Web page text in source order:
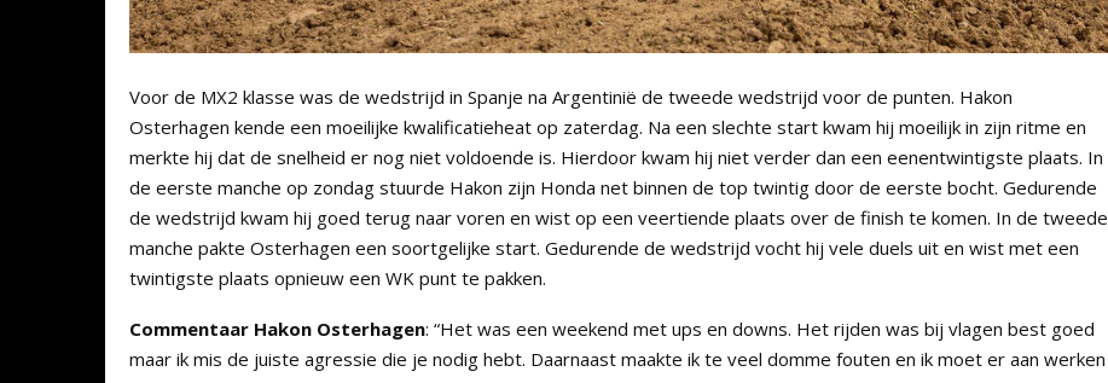
Voor de MX2 klasse was de wedstrijd in Spanje na Argentinië de tweede wedstrijd voor de punten. Hakon
Osterhagen kende een moeilijke kwalificatieheat op zaterdag. Na een slechte start kwam hij moeilijk in zijn ritme en
merkte hij dat de snelheid er nog niet voldoende is. Hierdoor kwam hij niet verder dan een eenentwintigste plaats. In
de eerste manche op zondag stuurde Hakon zijn Honda net binnen de top twintig door de eerste bocht. Gedurende
de wedstrijd kwam hij goed terug naar voren en wist op een veertiende plaats over de finish te komen. In de tweede
manche pakte Osterhagen een soortgelijke start. Gedurende de wedstrijd vocht hij vele duels uit en wist met een
twintigste plaats opnieuw een WK punt te pakken.
Commentaar Hakon Osterhagen: “Het was een weekend met ups en downs. Het rijden was bij vlagen best goed
maar ik mis de juiste agressie die je nodig hebt. Daarnaast maakte ik te veel domme fouten en ik moet er aan werken